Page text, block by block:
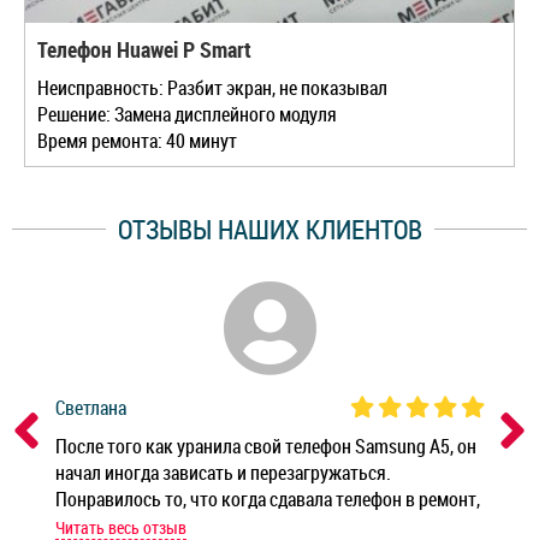
Телефон Huawei P Smart
Неисправность: Разбит экран, не показывал
Решение: Замена дисплейного модуля
Время ремонта: 40 минут
ОТЗЫВЫ НАШИХ КЛИЕНТОВ
Светлана
После того как уранила свой телефон Samsung A5, он
начал иногда зависать и перезагружаться.
Понравилось то, что когда сдавала телефон в ремонт,
мастер при мне сделал быструю диагностику и сказал
Читать весь отзыв